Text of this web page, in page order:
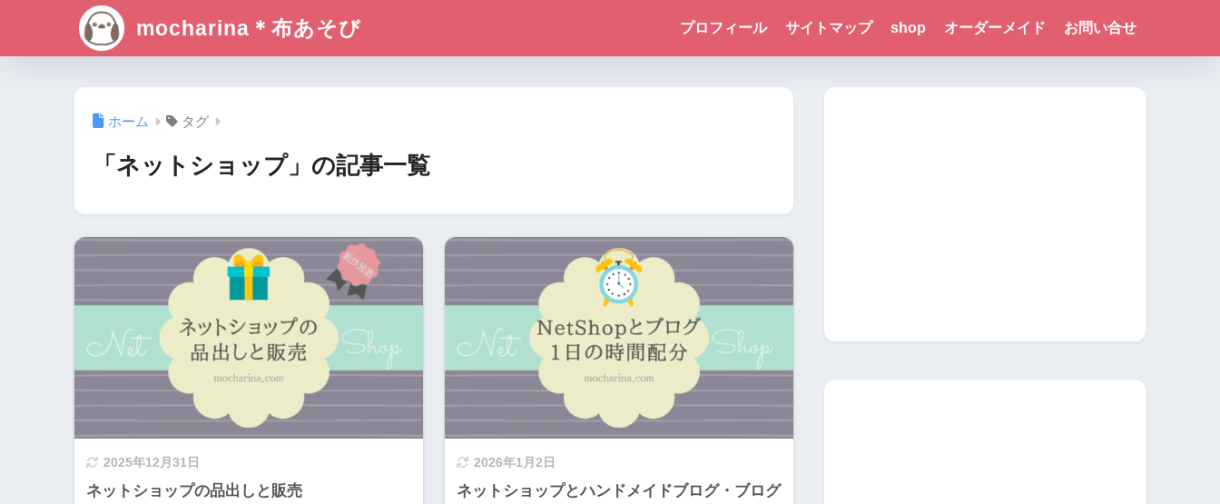
mocharina＊布あそび プロフィール サイトマップ shop オーダーメイド お問い合せ
ホーム タグ
「ネットショップ」の記事一覧
2025年12月31日
ネットショップの品出しと販売
2026年1月2日
ネットショップとハンドメイドブログ・ブログ